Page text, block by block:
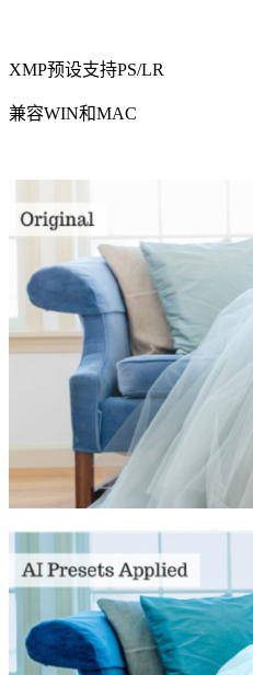
XMP预设支持PS/LR
兼容WIN和MAC